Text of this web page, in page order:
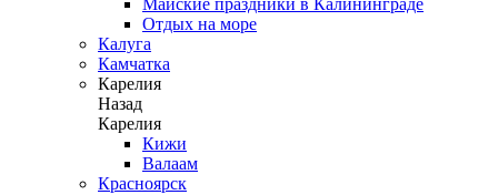
Майские праздники в Калининграде
Отдых на море
Калуга
Камчатка
Карелия
Назад
Карелия
Кижи
Валаам
Красноярск